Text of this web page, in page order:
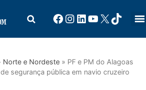
Norte e Nordeste » PF e PM do Alagoas
segurança pública em navio cruzeiro